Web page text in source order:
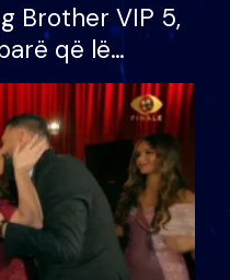
Brother VIP 5,
që lë
për